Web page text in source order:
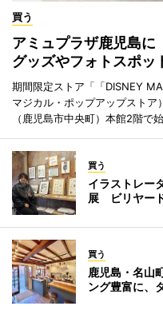
買う
アミュプラザ鹿児島
グッズやフォトスポッ
期間限定ストア「「DISNEY
マジカル・ポップアップストア
（鹿児島市中央町）本館2階で始
買う
イラストレー
展 ビリヤー
買う
鹿児島・名山
ング豊富に、